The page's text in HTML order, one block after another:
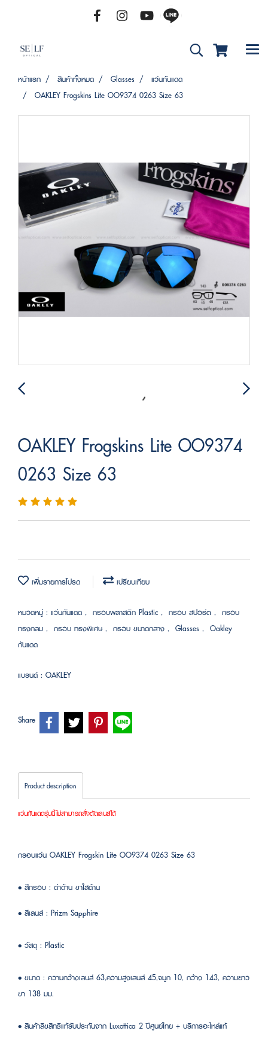
หน้าแรก สินค้าทั้งหมด Glasses
แว่นกันแดด
OAKLEY Frogskins Lite OO9374 0263 Size 63
OAKLEY Frogskins Lite OO9374
0263 Size 63
เพิ่มรายการโปรด เปรียบเทียบ
หมวดหมู่ : แว่นกันแดด , กรอบพลาสติก Plastic , กรอบ สปอร์ต , กรอบ
ทรงกลม , กรอบ ทรงพิเศษ, กรอบ ขนาดกลาง , Glasses , Oakley
กันแดด
แบรนด์ : OAKLEY
Share
Product description
แว่นกันแดดรุ่นนี้ไม่สามารถสั่งตัดเลนส์ได้
กรอบแว่น OAKLEY Frogskin Lite OO9374 0263 Size 63
• สีกรอบ : ดำด้าน ขาใสด้าน
• สีเลนส์ : Prizm Sapphire
• วัสดุ : Plastic
• ขนาด : ความกว้างเลนส์ 63,ความสูงเลนส์ 45,จมูก 10, กว้าง 143, ความยาว
ขา 138 มม.
• สินค้าลิขสิทธิแท้รับประกันจาก Luxottica 2 ปีศูนย์ไทย + บริการอะไหล่แท้